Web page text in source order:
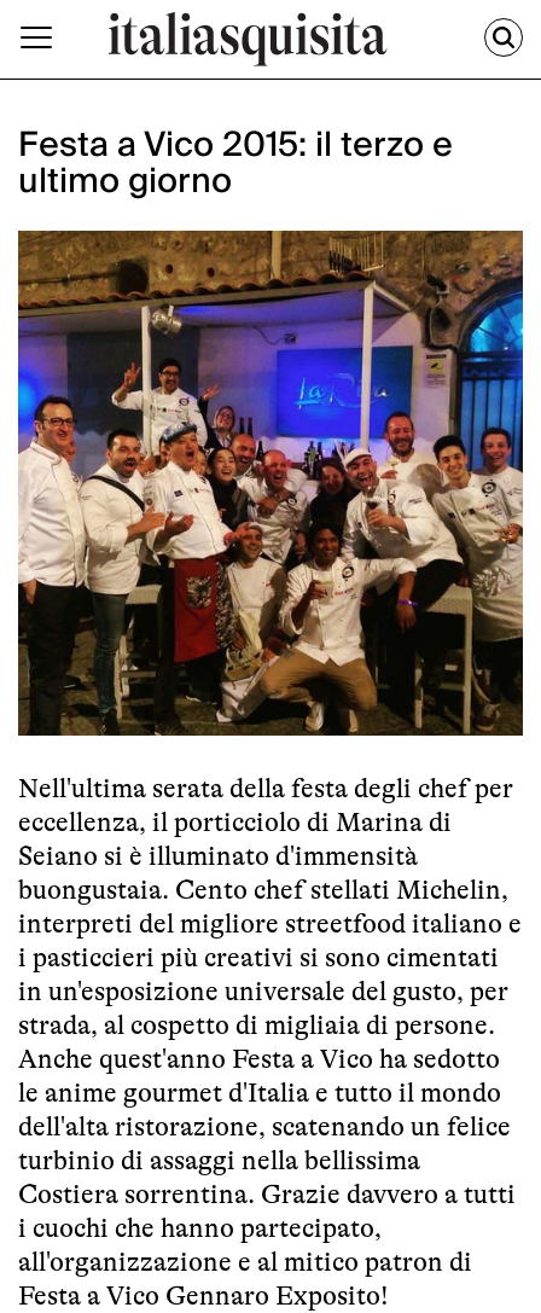
Festa a Vico 2015: il terzo e
ultimo giorno
Nell'ultima serata della festa degli chef per
eccellenza, il porticciolo di Marina di
Seiano si è illuminato d'immensità
buongustaia. Cento chef stellati Michelin,
interpreti del migliore streetfood italiano e
i pasticcieri più creativi si sono cimentati
in un'esposizione universale del gusto, per
strada, al cospetto di migliaia di persone.
Anche quest'anno Festa a Vico ha sedotto
le anime gourmet d'Italia e tutto il mondo
dell'alta ristorazione, scatenando un felice
turbinio di assaggi nella bellissima
Costiera sorrentina. Grazie davvero a tutti
i cuochi che hanno partecipato,
all'organizzazione e al mitico patron di
Festa a Vico Gennaro Exposito!